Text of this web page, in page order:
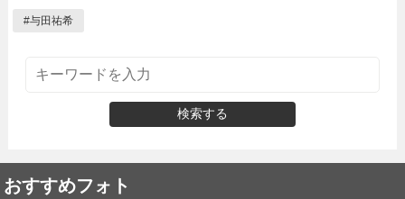
#与田祐希
検索する
おすすめフォト